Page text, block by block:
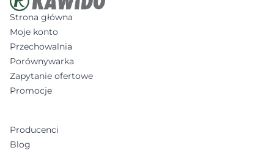
Strona główna
Moje konto
Przechowalnia
Porównywarka
Zapytanie ofertowe
Promocje
Producenci
Blog